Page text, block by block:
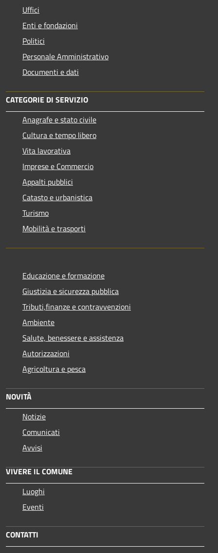
Uffici
Enti e fondazioni
Politici
Personale Amministrativo
Documenti e dati
CATEGORIE DI SERVIZIO
Anagrafe e stato civile
Cultura e tempo libero
Vita lavorativa
Imprese e Commercio
Appalti pubblici
Catasto e urbanistica
Turismo
Mobilità e trasporti
Educazione e formazione
Giustizia e sicurezza pubblica
Tributi,finanze e contravvenzioni
Ambiente
Salute, benessere e assistenza
Autorizzazioni
Agricoltura e pesca
NOVITÀ
Notizie
Comunicati
Avvisi
VIVERE IL COMUNE
Luoghi
Eventi
CONTATTI